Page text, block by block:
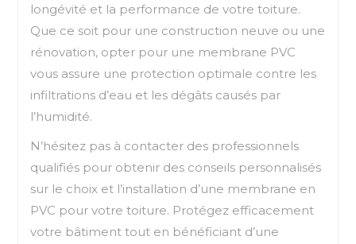
longévité et la performance de votre toiture.
Que ce soit pour une construction neuve ou une
rénovation, opter pour une membrane PVC
vous assure une protection optimale contre les
infiltrations d’eau et les dégâts causés par
l’humidité.
N’hésitez pas à contacter des professionnels
qualifiés pour obtenir des conseils personnalisés
sur le choix et l’installation d’une membrane en
PVC pour votre toiture. Protégez efficacement
votre bâtiment tout en bénéficiant d’une